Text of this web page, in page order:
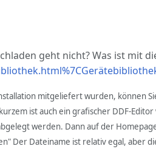
geht nicht? Was ist mit
mitgeliefert wurden, können
ist auch ein grafischer DDF-
werden. Dann auf der
Der Dateiname ist relativ egal,